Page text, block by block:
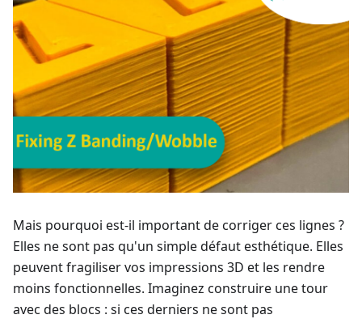
Mais pourquoi est-il important de corriger ces lignes ?
Elles ne sont pas qu'un simple défaut esthétique. Elles
peuvent fragiliser vos impressions 3D et les rendre
moins fonctionnelles. Imaginez construire une tour
avec des blocs : si ces derniers ne sont pas